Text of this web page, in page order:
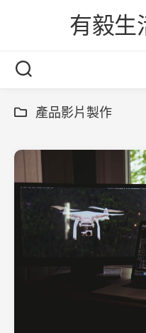
有毅生
產品影片製作